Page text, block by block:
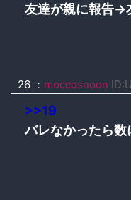
友達が親に報告→
26 ： moccosnoon
>>19
バレなかったら